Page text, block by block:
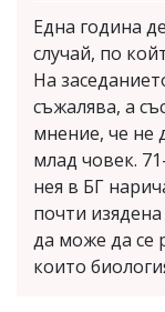
Една година
случай, по
На
съжалява, а
мнение, че не
млад човек.
нея в БГ
почти
да може да се
които